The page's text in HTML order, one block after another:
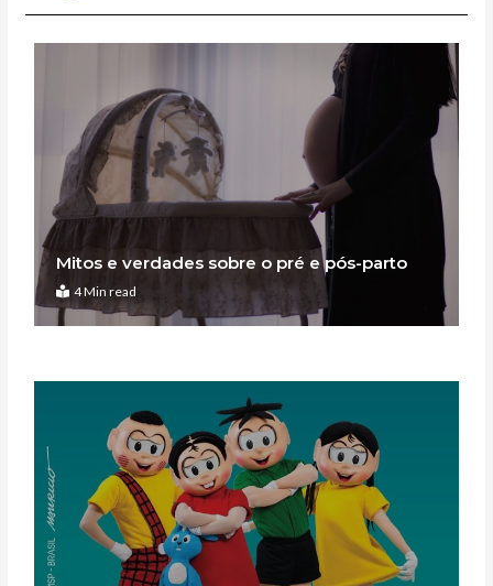
Mitos e verdades sobre o pré e pós-parto
4 Min read